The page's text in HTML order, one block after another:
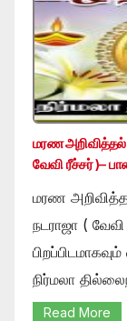
மரண அறிவித்தல்
வேவி ரீச்சர் )–
மரண
நடராஜா ( வேவி
நிர்மலா
Read More